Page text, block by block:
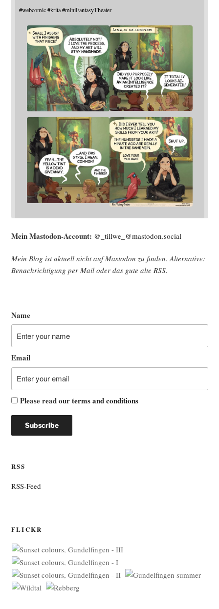
#webcomic #krita #miniFantasyTheater
Mein Mast­o­don-Account: @_tillwe_@mastodon.social
Mein Blog ist aktu­ell nicht auf Mast­o­don zu fin­den. Alter­na­ti­ve:
Benach­rich­ti­gung per Mail oder das gute alte RSS.
Name
Email
Please read ourterms and conditions
RSS
RSS-Feed
FLICKR